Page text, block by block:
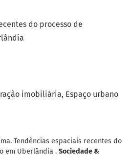
imobiliária Espaço urbano
Tendências espaciais recentes do
em Uberlândia . Sociedade &
do processo de